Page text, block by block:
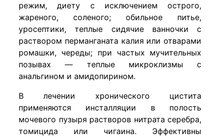
режим, диету с исключением острого,
жареного, соленого; обильное питье,
уросептики, теплые сидячие ванночки с
раствором перманганата калия или отварами
ромашки, череды; при частых мучительных
позывах — теплые микроклизмы с
анальгином и амидопирином.
В лечении хронического цистита
применяются инсталляции в полость
мочевого пузыря растворов нитрата серебра,
томицида или чигаина. Эффективны